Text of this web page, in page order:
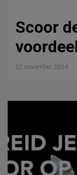
Scoor
22 november 2024